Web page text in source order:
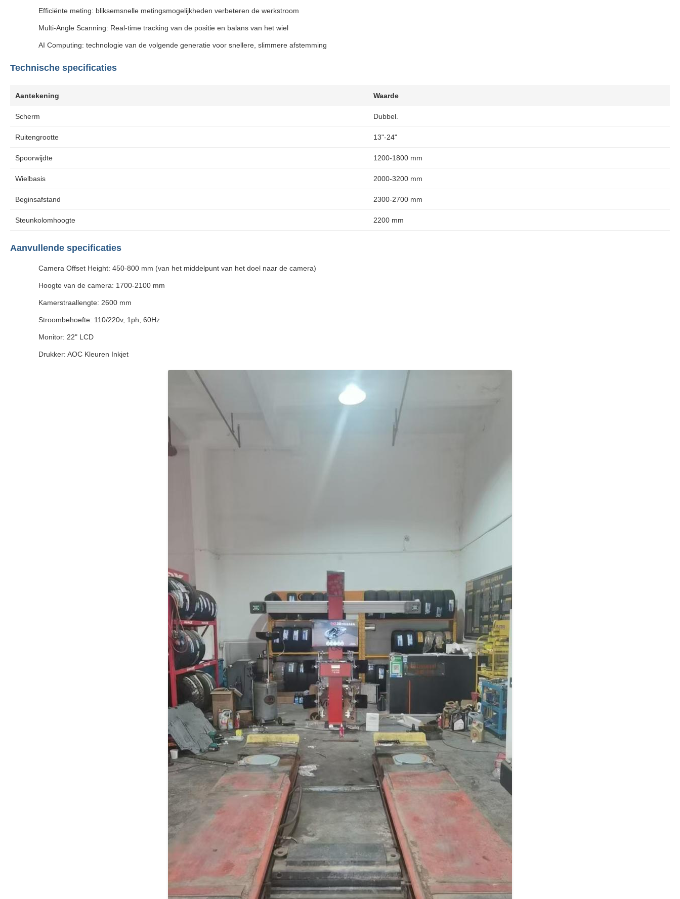
Efficiënte meting: bliksemsnelle metingsmogelijkheden verbeteren de werkstroom
Multi-Angle Scanning: Real-time tracking van de positie en balans van het wiel
AI Computing: technologie van de volgende generatie voor snellere, slimmere afstemming
Technische specificaties
Aantekening Waarde
Scherm Dubbel.
Ruitengrootte 13"-24"
Spoorwijdte 1200-1800 mm
Wielbasis 2000-3200 mm
Beginsafstand 2300-2700 mm
Steunkolomhoogte 2200 mm
Aanvullende specificaties
Camera Offset Height: 450-800 mm (van het middelpunt van het doel naar de camera)
Hoogte van de camera: 1700-2100 mm
Kamerstraallengte: 2600 mm
Stroombehoefte: 110/220v, 1ph, 60Hz
Monitor: 22" LCD
Drukker: AOC Kleuren Inkjet